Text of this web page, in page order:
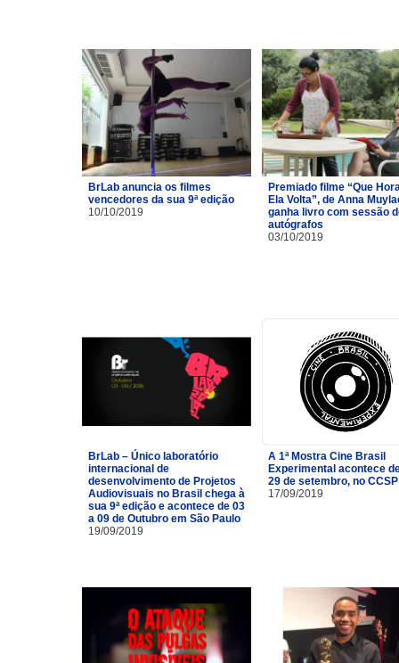
BrLab anuncia os filmes
vencedores da sua 9ª edição
10/10/2019
Premiado filme “Que
Ela Volta”, de Anna
ganha livro com sessão
autógrafos
03/10/2019
BrLab – Único laboratório
internacional de
desenvolvimento de Projetos
Audiovisuais no Brasil chega à
sua 9ª edição e acontece de 03
a 09 de Outubro em São Paulo
19/09/2019
A 1ª Mostra Cine Brasil
Experimental acontece
29 de setembro, no CCSP
17/09/2019